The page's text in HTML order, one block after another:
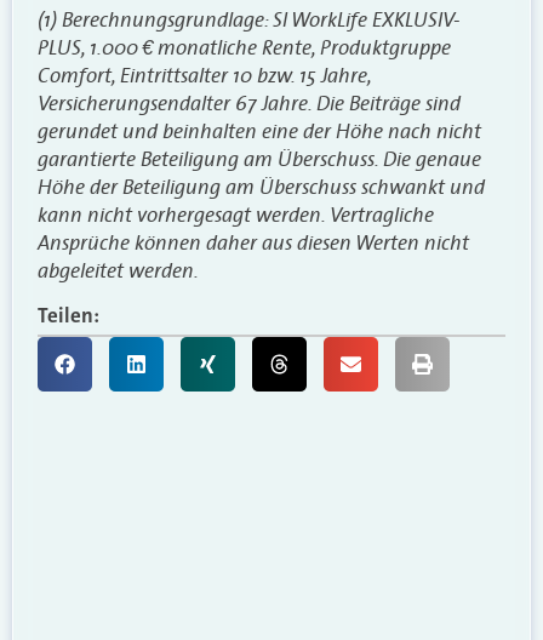
(1) Berechnungsgrundlage: SI WorkLife EXKLUSIV-
PLUS, 1.000 € monatliche Rente, Produktgruppe
Comfort, Eintrittsalter 10 bzw. 15 Jahre,
Versicherungsendalter 67 Jahre. Die Beiträge sind
gerundet und beinhalten eine der Höhe nach nicht
garantierte Beteiligung am Überschuss. Die genaue
Höhe der Beteiligung am Überschuss schwankt und
kann nicht vorhergesagt werden. Vertragliche
Ansprüche können daher aus diesen Werten nicht
abgeleitet werden.
Teilen: